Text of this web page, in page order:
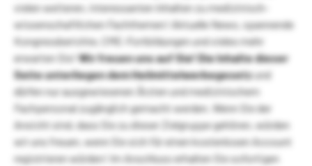
vielen weiteren, interessanten Inhalten zu medizinisch-
wissenschaftlichen Fachthemen! Aktuelle News, spannende
Kongressberichte, CME-Fortbildungen und vieles mehr
erwarten Sie!Wir freuen uns auf Sie!Die Inhalte dieser
Seite unterliegen dem Heilmittelwerbegesetzund
dürfen nur ausgewiesenen Ärzten und medizinischem
Fachpersonal zugänglich gemacht werden. Wenn Sie der
Ansicht sind, dass Sie zu dieser Zielgruppe gehören, würden
wir uns freuen, wenn Sie sich für einen kostenlosen Account
registrieren würden! Im Anschluss erhalten Sie sofortigen